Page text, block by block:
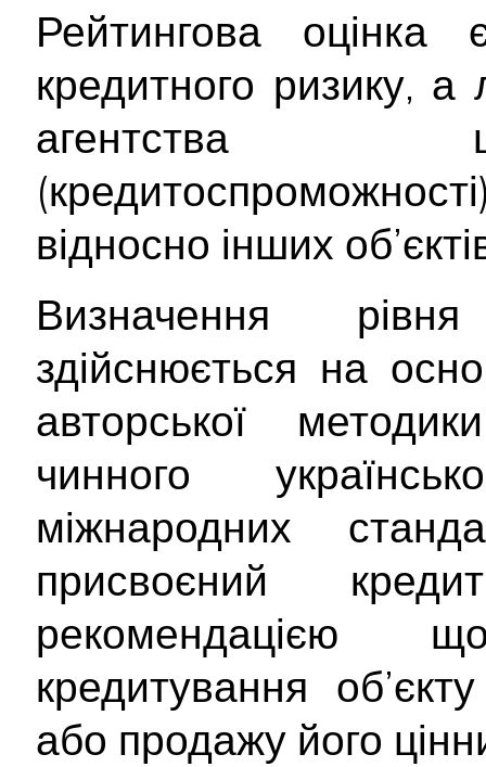
Рейтингова
кредитного ризику,
агентства
відносно інших
Визначення
здійснюється на
авторської
чинного
міжнародних
присвоєний
рекомендацією
кредитування
або продажу його